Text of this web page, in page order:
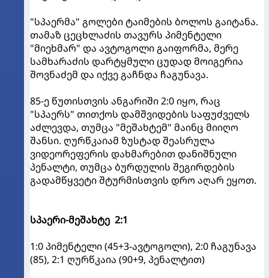
"სპაერმა" გოლები ტაიმების ბოლოს გაიტანა.
თამაზ ცეცხლაძის თავურს პიმენტელი
"მიეხმარ" და ავტოგოლი გაიფორმა, მერე
სამხარაძის დარტყმული ცუდად მოიგერია
შოვნაძემ და იქვე გაჩნდა ჩაგუნავა.
85-ე წუთისთვის ანგარიში 2:0 იყო, რაც
"სპაერს" თითქოს დამშვიდების საფუძველს
აძლევდა, თუმცა "მეშახტემ" მაინც მიიღო
შანსი. ღურწკაიამ ზუსტად შეასრულა
ვიდეორეფერის დახმარებით დანიშნული
პენალტი, თუმცა ბურდულის შეგირდების
გადამწყვეტი შტურმისთვის დრო აღარ ეყოთ.
სპაერი-მეშახტე 2:1
1:0 პიმენტელი (45+3-ავტოგოლი), 2:0 ჩაგუნავა
(85), 2:1 ღურწკაია (90+9, პენალტით)